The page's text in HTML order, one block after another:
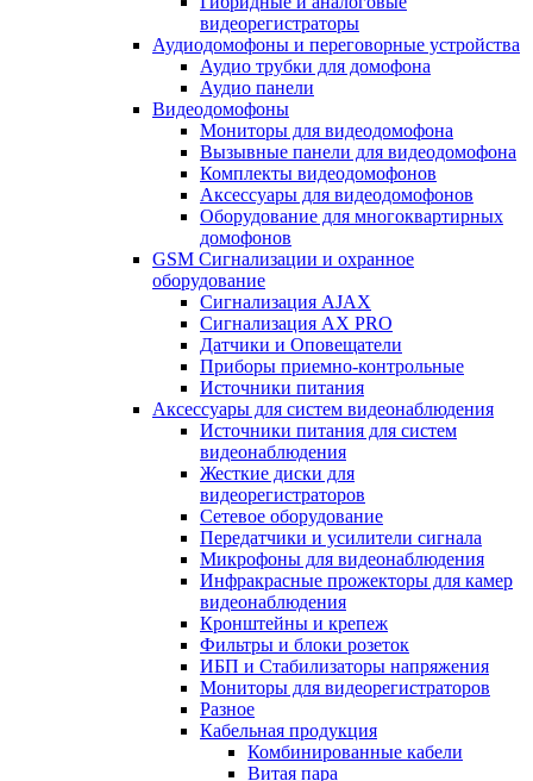
видеорегистраторы
Аудиодомофоны и переговорные устройства
Аудио трубки для домофона
Аудио панели
Видеодомофоны
Мониторы для видеодомофона
Вызывные панели для видеодомофона
Комплекты видеодомофонов
Аксессуары для видеодомофонов
Оборудование для многоквартирных
домофонов
GSM Сигнализации и охранное
оборудование
Сигнализация AJAX
Сигнализация AX PRO
Датчики и Оповещатели
Приборы приемно-контрольные
Источники питания
Аксессуары для систем видеонаблюдения
Источники питания для систем
видеонаблюдения
Жесткие диски для
видеорегистраторов
Сетевое оборудование
Передатчики и усилители сигнала
Микрофоны для видеонаблюдения
Инфракрасные прожекторы для камер
видеонаблюдения
Кронштейны и крепеж
Фильтры и блоки розеток
ИБП и Стабилизаторы напряжения
Мониторы для видеорегистраторов
Разное
Кабельная продукция
Комбинированные кабели
Витая пара